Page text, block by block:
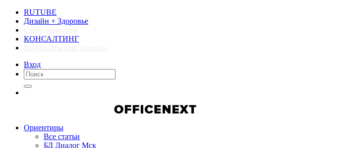
RUTUBE
Дизайн + Здоровье
КОНСАЛТИНГ
Вход
Ориентиры
Все статьи
БД Диалог Мск